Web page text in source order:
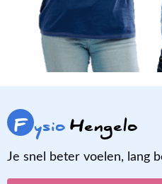
F ysioHengelo
Je snel beter voelen, lang